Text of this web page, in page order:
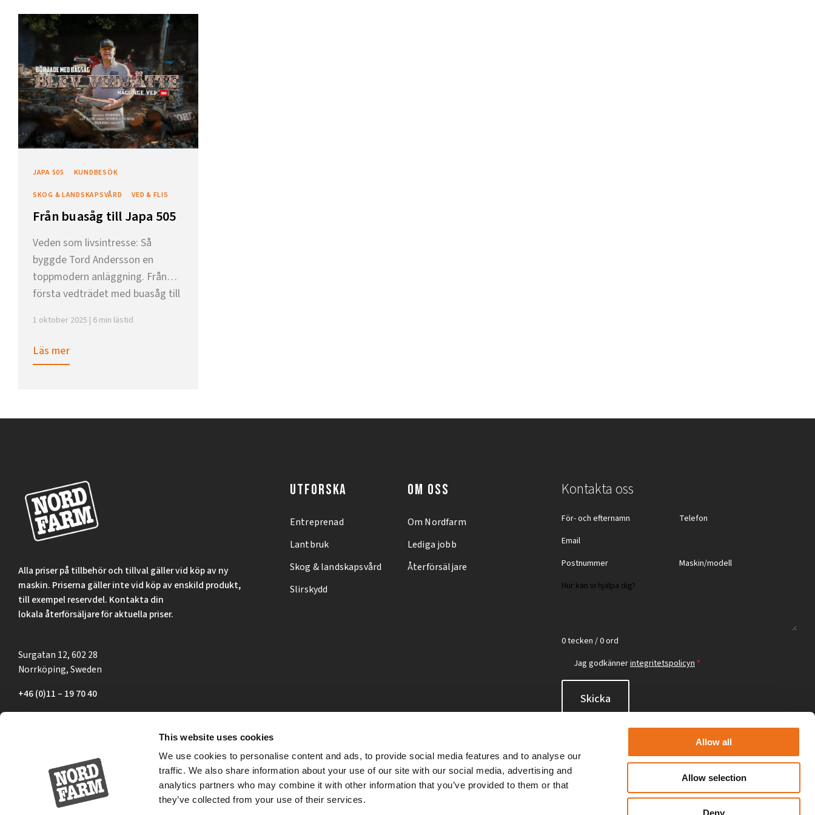
This website uses cookies
We use cookies to personalise content and ads, to provide social media features and to analyse our
traffic. We also share information about your use of our site with our social media, advertising and
analytics partners who may combine it with other information that you’ve provided to them or that
they’ve collected from your use of their services.
Allow all
Allow selection
Deny
JAPA 505 KUNDBESÖK
SKOG & LANDSKAPSVÅRD VED & FLIS
Från buasåg till Japa 505
Veden som livsintresse: Så
byggde Tord Andersson en
toppmodern anläggning. Från
första vedträdet med buasåg till
1 oktober 2025 | 6 min lästid
Läs mer
Alla priser på tillbehör och tillval gäller vid köp av ny
maskin. Priserna gäller inte vid köp av enskild produkt,
till exempel reservdel. Kontakta din
lokala återförsäljare för aktuella priser.
Surgatan 12, 602 28
Norrköping, Sweden
+46 (0)11 – 19 70 40
UTFORSKA
Entreprenad
Lantbruk
Skog & landskapsvård
Slirskydd
OM OSS
Om Nordfarm
Lediga jobb
Återförsäljare
Kontakta oss
0 tecken / 0 ord
Jag godkännerintegritetspolicyn *
Skicka